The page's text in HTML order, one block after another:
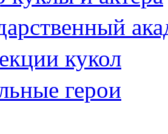
кукол
герои